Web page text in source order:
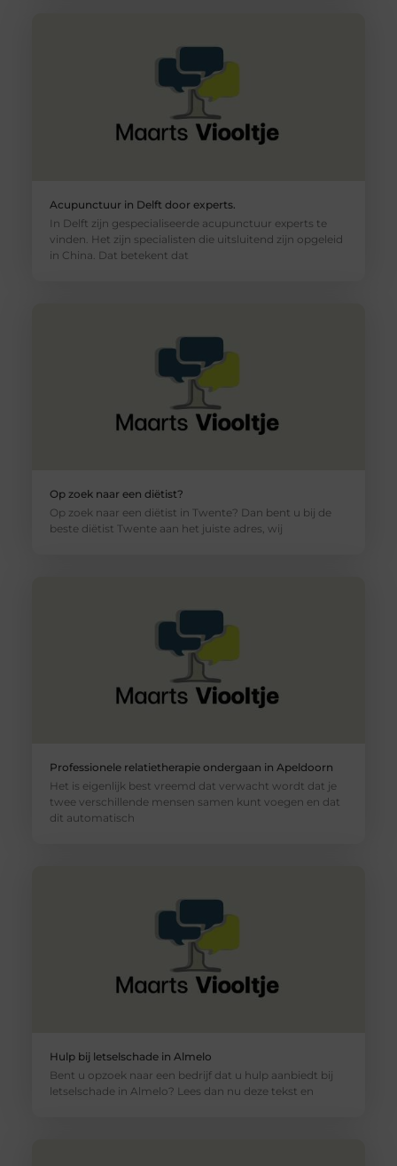
Acupunctuur in Delft door experts.
In Delft zijn gespecialiseerde acupunctuur experts te
vinden. Het zijn specialisten die uitsluitend zijn opgeleid
in China. Dat betekent dat
Op zoek naar een diëtist?
Op zoek naar een diëtist in Twente? Dan bent u bij de
beste diëtist Twente aan het juiste adres, wij
Professionele relatietherapie ondergaan in Apeldoorn
Het is eigenlijk best vreemd dat verwacht wordt dat je
twee verschillende mensen samen kunt voegen en dat
dit automatisch
Hulp bij letselschade in Almelo
Bent u opzoek naar een bedrijf dat u hulp aanbiedt bij
letselschade in Almelo? Lees dan nu deze tekst en